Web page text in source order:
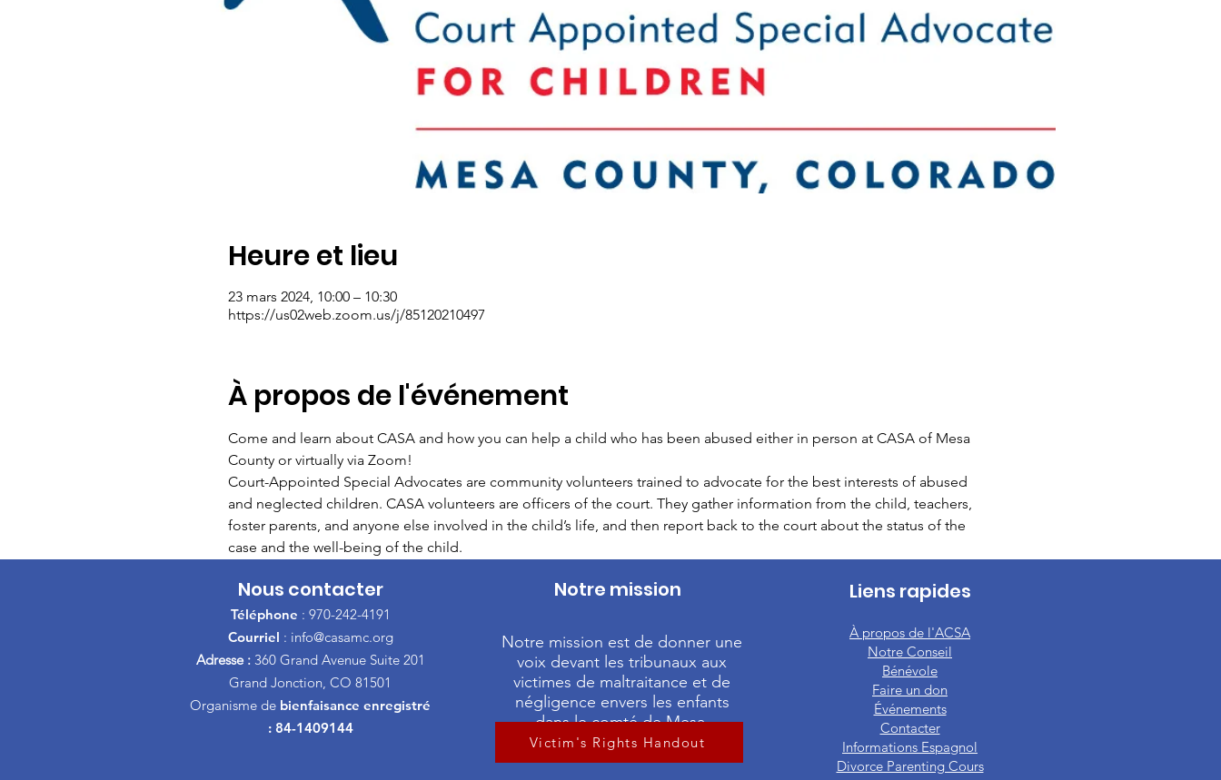
Heure et lieu
23 mars 2024, 10:00 – 10:30
https://us02web.zoom.us/j/85120210497
À propos de l'événement
Come and learn about CASA and how you can help a child who has been abused either in person at CASA of Mesa
County or virtually via Zoom!
Court-Appointed Special Advocates are community volunteers trained to advocate for the best interests of abused
and neglected children. CASA volunteers are officers of the court. They gather information from the child, teachers,
foster parents, and anyone else involved in the child’s life, and then report back to the court about the status of the
case and the well-being of the child.
Nous contacter
Téléphone : 970-242-4191
Courriel : info@casamc.org
Adresse :360 Grand Avenue Suite 201
Grand Jonction, CO 81501
Organisme de bienfaisance enregistré
: 84-1409144
Notre mission
Notre mission est de donner une
voix devant les tribunaux aux
victimes de maltraitance et de
négligence envers les enfants
dans le comté de Mesa.
Victim's Rights Handout
Liens rapides
À propos de l'ACSA
Notre Conseil
Bénévole
Faire un don
Événements
Contacter
Informations Espagnol
Divorce Parenting Cours